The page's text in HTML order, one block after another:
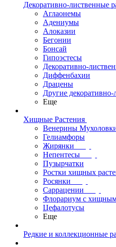
Декоративно-лиственные
Аглаонемы
Адениумы
Алоказии
Бегонии
Бонсай
Гипоэстесы
Декоративно-
Диффенбахии
Драцены
Другие
Еще
Хищные Растения
Венерины
Гелиамфоры
Жирянки
Непентесы
Пузырчатки
Ростки хищных
Росянки
Саррацении
Флорариум с
Цефалотусы
Еще
Редкие и коллекционные